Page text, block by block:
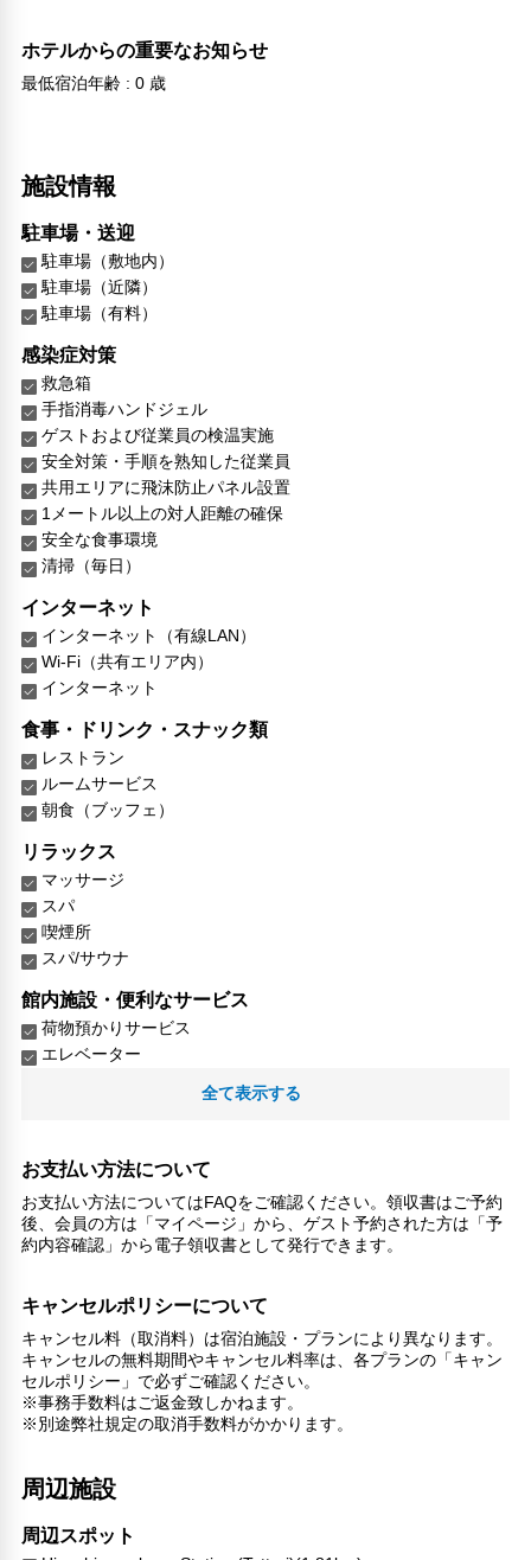
ホテルからの重要なお知らせ
最低宿泊年齢 : 0 歳
施設情報
駐車場・送迎
駐車場（敷地内）
駐車場（近隣）
駐車場（有料）
感染症対策
救急箱
手指消毒ハンドジェル
ゲストおよび従業員の検温実施
安全対策・手順を熟知した従業員
共用エリアに飛沫防止パネル設置
1メートル以上の対人距離の確保
安全な食事環境
清掃（毎日）
インターネット
インターネット（有線LAN）
Wi-Fi（共有エリア内）
インターネット
食事・ドリンク・スナック類
レストラン
ルームサービス
朝食（ブッフェ）
リラックス
マッサージ
スパ
喫煙所
スパ/サウナ
館内施設・便利なサービス
荷物預かりサービス
エレベーター
日本語
その他サービス
24時間フロント対応
レンタカー
セーフティボックス（フロント）
自転車レンタル
24時間セキュリティ
全て表示する
お支払い方法について
お支払い方法についてはFAQをご確認ください。領収書はご予約
後、会員の方は「マイページ」から、ゲスト予約された方は「予
約内容確認」から電子領収書として発行できます。
キャンセルポリシーについて
キャンセル料（取消料）は宿泊施設・プランにより異なります。
キャンセルの無料期間やキャンセル料率は、各プランの「キャン
セルポリシー」で必ずご確認ください。
※事務手数料はご返金致しかねます。
※別途弊社規定の取消手数料がかかります。
周辺施設
周辺スポット